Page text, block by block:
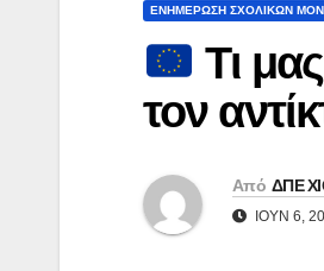
ΕΝΗΜΕΡΩΣΗ ΣΧΟΛΙΚΩΝ
Τι
τον
Από ΔΠΕ
ΙΟΎΝ 6,